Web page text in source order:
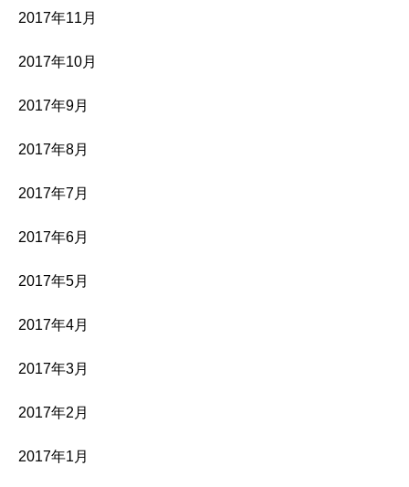
2017年11月
2017年10月
2017年9月
2017年8月
2017年7月
2017年6月
2017年5月
2017年4月
2017年3月
2017年2月
2017年1月